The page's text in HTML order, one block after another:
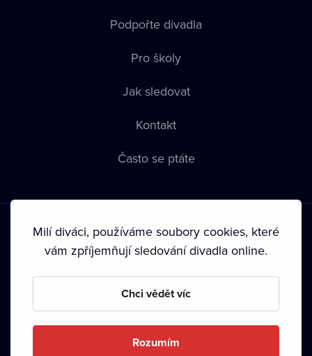
Podpořte divadla
Pro školy
Jak sledovat
Kontakt
Často se ptáte
Podmínky používání • Ochrana soukromí • Zásady používání
• Autorská práva•
Milí diváci, používáme soubory cookies, které
vám zpříjemňují sledování divadla online.
Chci vědět víc
Rozumím